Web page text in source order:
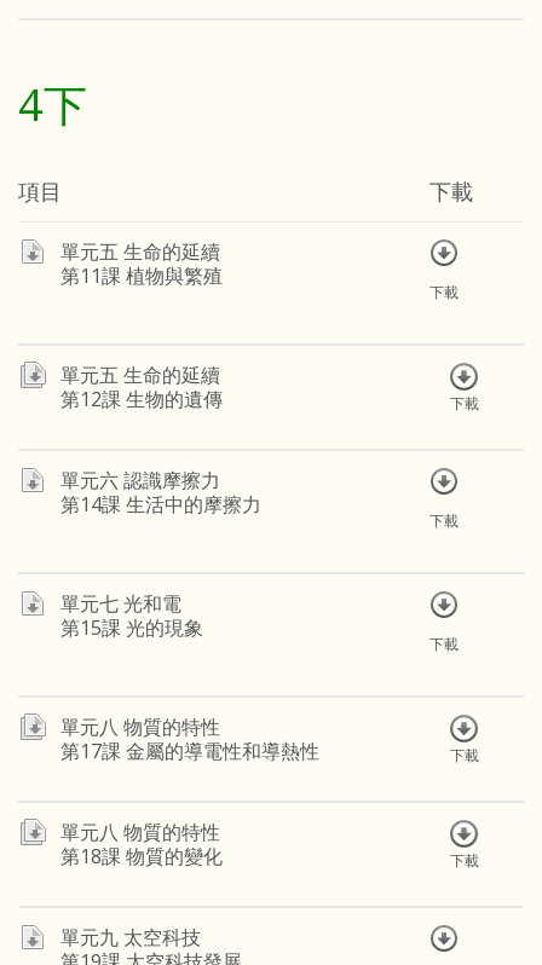
4下
項目 下載
單元五 生命的延續
第11課 植物與繁殖
下載
單元五 生命的延續
第12課 生物的遺傳
下載
單元六 認識摩擦力
第14課 生活中的摩擦力
下載
單元七 光和電
第15課 光的現象
下載
單元八 物質的特性
第17課 金屬的導電性和導熱性
下載
單元八 物質的特性
第18課 物質的變化
下載
單元九 太空科技